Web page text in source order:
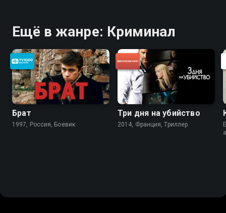
Ещё в жанре: Криминал
Брат
1997, Россия, Боевик
Три дня на убийство
2014, Франция, Триллер